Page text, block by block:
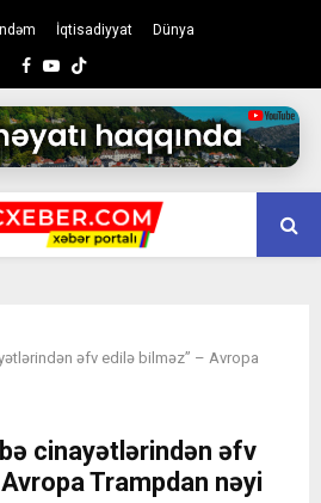
İqtisadiyyat Dünya
Facebook
Youtube
əfv edilə bilməz” – Avropa
cinayətlərindən əfv
Trampdan nəyi